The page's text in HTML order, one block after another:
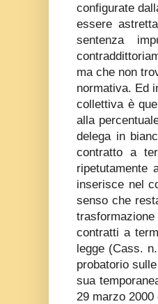
configurate
essere
sentenza
ma che non
normativa. Ed
collettiva è
alla
delega in
contratto a
ripetutamente
inserisce nel
senso che
contratti a
legge (Cass.
probatorio
sua
29 marzo 2000